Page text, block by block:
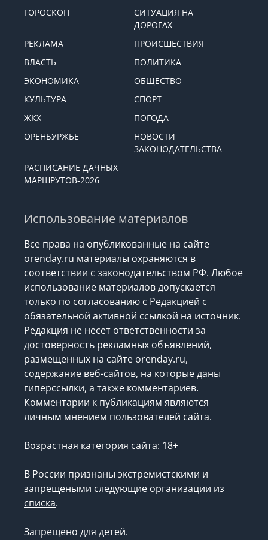
ГОРОСКОП
СИТУАЦИЯ НА
ДОРОГАХ
РЕКЛАМА
ПРОИСШЕСТВИЯ
ВЛАСТЬ
ПОЛИТИКА
ЭКОНОМИКА
ОБЩЕСТВО
КУЛЬТУРА
СПОРТ
ЖКХ
ПОГОДА
ОРЕНБУРЖЬЕ
НОВОСТИ
ЗАКОНОДАТЕЛЬСТВА
РАСПИСАНИЕ ДАЧНЫХ
МАРШРУТОВ-2026
Использование материалов
Все права на опубликованные на сайте
orenday.ru материалы охраняются в
соответствии с законодательством РФ. Любое
использование материалов допускается
только по согласованию с Редакцией с
обязательной активной ссылкой на источник.
Редакция не несет ответственности за
достоверность рекламных объявлений,
размещенных на сайте orenday.ru,
содержание веб-сайтов, на которые даны
гиперссылки, а также комментариев.
Комментарии к публикациям являются
личным мнением пользователей сайта.
Возрастная категория сайта: 18+
В России признаны экстремистскими и
запрещеными следующие организации из
списка.
Запрещено для детей.